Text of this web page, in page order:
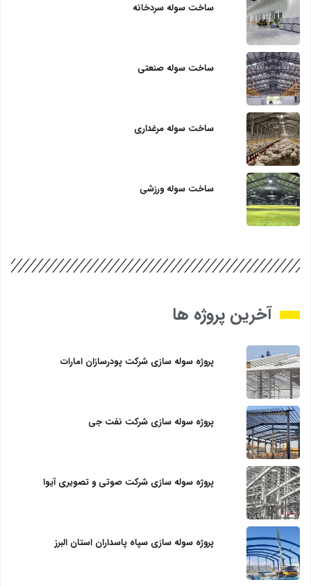
ساخت سوله سردخانه
ساخت سوله صنعتی
ساخت سوله مرغداری
ساخت سوله ورزشی
آخرین پروژه ها
پروژه سوله سازی شرکت پودرسازان امارات
پروژه سوله سازی شرکت نفت جی
پروژه سوله سازی شرکت صوتی و تصویری آیوا
پروژه سوله سازی سپاه پاسداران استان البرز